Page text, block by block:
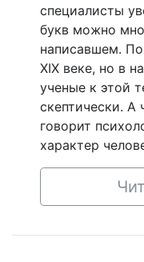
специалисты
букв можно
написавшем.
XIX веке, но в
ученые к этой
скептически. А
говорит
характер